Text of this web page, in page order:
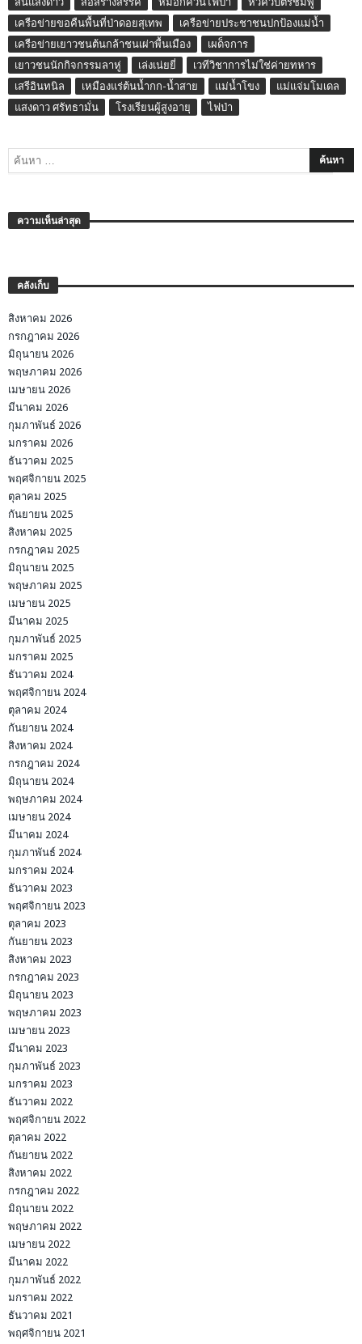
เครือข่ายขอคืนพื้นที่ป่าดอยสุเทพ
เครือข่ายประชาชนปกป้องแม่น้ำ
เครือข่ายเยาวชนต้นกล้าชนเผ่าพื้นเมือง
เผด็จการ
เยาวชนนักกิจกรรมลาหู่
เล่งเน่ยยี่
เวทีวิชาการไม่ใช่ค่ายทหาร
เสรีอินทนิล
เหมืองแร่ต้นน้ำกก-น้ำสาย แม่น้ำโขง
แม่แจ่มโมเดล
แสงดาว ศรัทธามั่น
โรงเรียนผู้สูงอายุ ไฟป่า
ความเห็นล่าสุด
คลังเก็บ
สิงหาคม 2026
กรกฎาคม 2026
มิถุนายน 2026
พฤษภาคม 2026
เมษายน 2026
มีนาคม 2026
กุมภาพันธ์ 2026
มกราคม 2026
ธันวาคม 2025
พฤศจิกายน 2025
ตุลาคม 2025
กันยายน 2025
สิงหาคม 2025
กรกฎาคม 2025
มิถุนายน 2025
พฤษภาคม 2025
เมษายน 2025
มีนาคม 2025
กุมภาพันธ์ 2025
มกราคม 2025
ธันวาคม 2024
พฤศจิกายน 2024
ตุลาคม 2024
กันยายน 2024
สิงหาคม 2024
กรกฎาคม 2024
มิถุนายน 2024
พฤษภาคม 2024
เมษายน 2024
มีนาคม 2024
กุมภาพันธ์ 2024
มกราคม 2024
ธันวาคม 2023
พฤศจิกายน 2023
ตุลาคม 2023
กันยายน 2023
สิงหาคม 2023
กรกฎาคม 2023
มิถุนายน 2023
พฤษภาคม 2023
เมษายน 2023
มีนาคม 2023
กุมภาพันธ์ 2023
มกราคม 2023
ธันวาคม 2022
พฤศจิกายน 2022
ตุลาคม 2022
กันยายน 2022
สิงหาคม 2022
กรกฎาคม 2022
มิถุนายน 2022
พฤษภาคม 2022
เมษายน 2022
มีนาคม 2022
กุมภาพันธ์ 2022
มกราคม 2022
ธันวาคม 2021
พฤศจิกายน 2021